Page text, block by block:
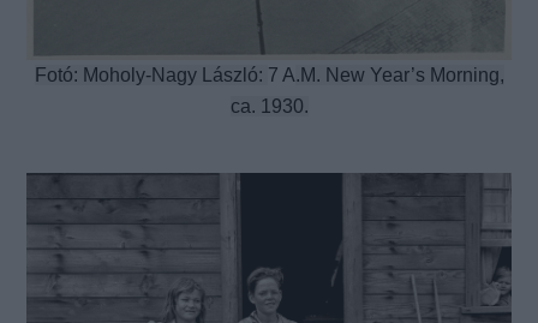
Fotó: Moholy-Nagy László: 7 A.M. New Year’s Morning,
ca. 1930.